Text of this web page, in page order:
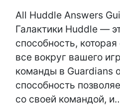
All Huddle Answers
Галактики Huddle —
способность,
все вокруг вашего
команды в Guardians
способность
со своей командой,